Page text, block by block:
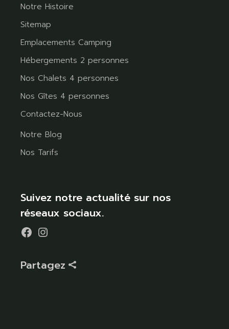
Notre Histoire
Sitemap
Emplacements Camping
Hébergements 2 personnes
Nos Chalets 4 personnes
Nos Gîtes 4 personnes
Contactez-Nous
Notre Blog
Nos Tarifs
Suivez notre actualité sur nos
réseaux sociaux.
Partagez